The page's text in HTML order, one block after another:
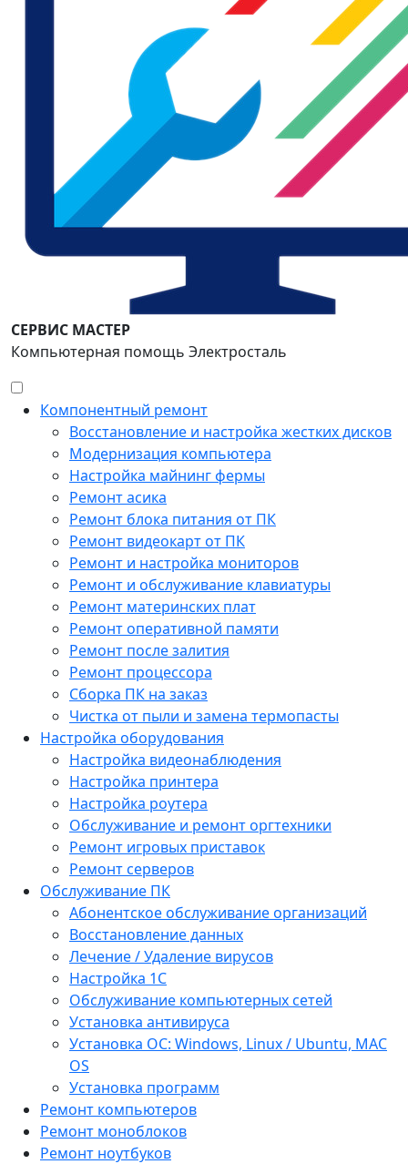
СЕРВИС МАСТЕР
Компьютерная помощь Электросталь
Компонентный ремонт
Восстановление и настройка жестких дисков
Модернизация компьютера
Настройка майнинг фермы
Ремонт асика
Ремонт блока питания от ПК
Ремонт видеокарт от ПК
Ремонт и настройка мониторов
Ремонт и обслуживание клавиатуры
Ремонт материнских плат
Ремонт оперативной памяти
Ремонт после залития
Ремонт процессора
Сборка ПК на заказ
Чистка от пыли и замена термопасты
Настройка оборудования
Настройка видеонаблюдения
Настройка принтера
Настройка роутера
Обслуживание и ремонт оргтехники
Ремонт игровых приставок
Ремонт серверов
Обслуживание ПК
Абонентское обслуживание организаций
Восстановление данных
Лечение / Удаление вирусов
Настройка 1С
Обслуживание компьютерных сетей
Установка антивируса
Установка ОС: Windows, Linux / Ubuntu, МАС
OS
Установка программ
Ремонт компьютеров
Ремонт моноблоков
Ремонт ноутбуков